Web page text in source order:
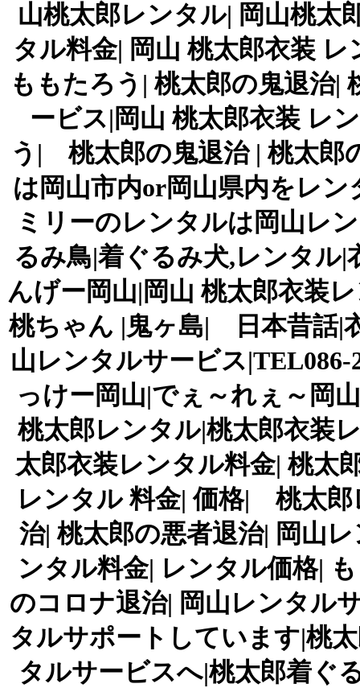
山桃太郎レンタル| 岡山桃太
タル料金| 岡山 桃太郎衣装
ももたろう| 桃太郎の鬼退治|
ービス|岡山 桃太郎衣装 レ
う| 桃太郎の鬼退治 | 桃太郎
は岡山市内or岡山県内をレ
ミリーのレンタルは岡山レ
るみ鳥|着ぐるみ犬,レンタル
んげー岡山|岡山 桃太郎衣装
桃ちゃん |鬼ヶ島| 日本昔話|
山レンタルサービス
っけー岡山|でぇ～れぇ～岡
桃太郎レンタル|桃太郎衣装
太郎衣装レンタル料金| 桃太
レンタル 料金| 価格| 桃太郎
治| 桃太郎の悪者退治| 岡山
ンタル料金| レンタル価格|
のコロナ退治| 岡山レンタル
タルサポートしています|桃
タルサービスへ|桃太郎着ぐ